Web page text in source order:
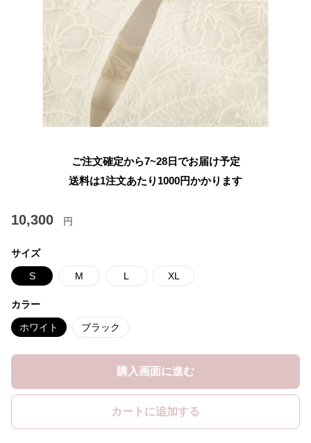
ご注文確定から7~28日でお届け予定
送料は1注文あたり 1000円かかります
10,300 円
サイズ
S M L XL
カラー
ホワイト ブラック
購入画面に進む
カートに追加する